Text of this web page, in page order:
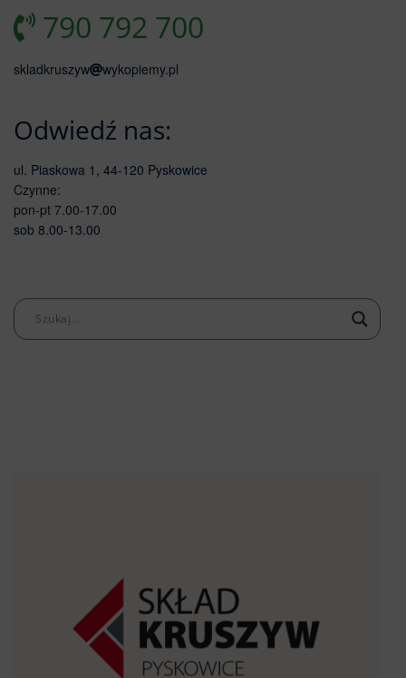
790 792 700
skladkruszyw wykopiemy.pl
Odwiedź nas:
ul. Piaskowa 1, 44-120 Pyskowice
Czynne:
pon-pt 7.00-17.00
sob 8.00-13.00